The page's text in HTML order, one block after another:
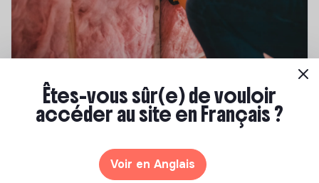
Compétences & formations
Top 8 des formations en rénovation
Marianne Roussel• 21 janvier 2025
Êtes-vous sûr(e) de vouloir
accéder au site en Français ?
Voir en Anglais